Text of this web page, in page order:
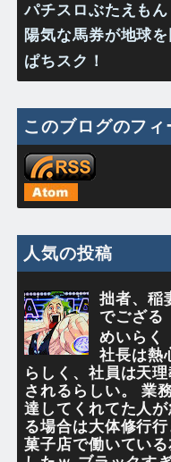
パチスロぶたえもん
陽気な馬券が地球
ぱちスク！
このブログのフィ
人気の投稿
拙者、稲
でござる
めいらく
社長は熱
らしく、社員は天
されるらしい。 業
達してくれてた人
る場合は大体修行
菓子店で働いてい